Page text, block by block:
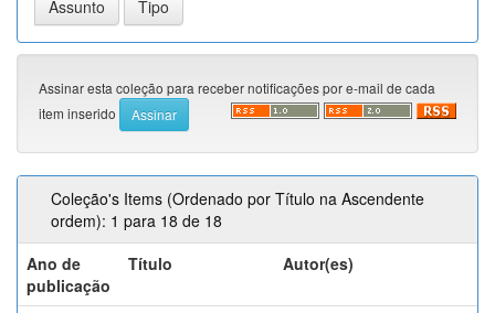
Assinar esta coleção para receber notificações por e-mail de cada
item inserido
Coleção's Items (Ordenado por Título na Ascendente
ordem): 1 para 18 de 18
Ano de
publicação
Título Autor(es)